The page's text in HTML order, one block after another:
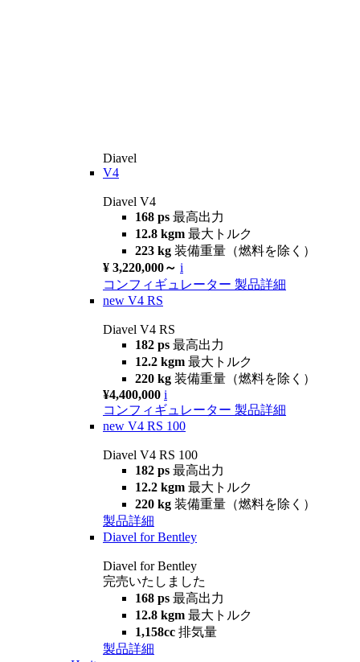
Diavel
V4
Diavel V4
168 ps 最高出力
12.8 kgm 最大トルク
223 kg 装備重量（燃料を除く）
¥ 3,220,000～ i
コンフィギュレーター 製品詳細
new V4 RS
Diavel V4 RS
182 ps 最高出力
12.2 kgm 最大トルク
220 kg 装備重量（燃料を除く）
¥4,400,000 i
コンフィギュレーター 製品詳細
new V4 RS 100
Diavel V4 RS 100
182 ps 最高出力
12.2 kgm 最大トルク
220 kg 装備重量（燃料を除く）
製品詳細
Diavel for Bentley
Diavel for Bentley
完売いたしました
168 ps 最高出力
12.8 kgm 最大トルク
1,158cc 排気量
製品詳細